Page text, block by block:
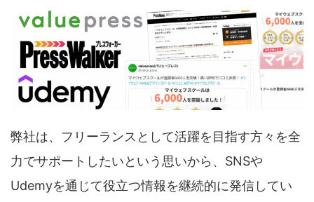
弊社は、フリーランスとして活躍を目指す方々を全
力でサポートしたいという思いから、SNSや
Udemyを通じて役立つ情報を継続的に発信してい